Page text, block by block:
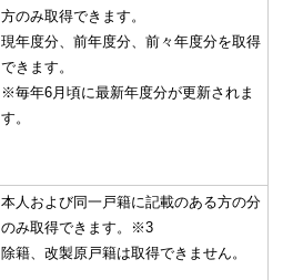
方のみ取得できます。
現年度分、前年度分、前々年度分を取得
できます。
※毎年6月頃に最新年度分が更新されま
す。
本人および同一戸籍に記載のある方の分
のみ取得できます。※3
除籍、改製原戸籍は取得できません。